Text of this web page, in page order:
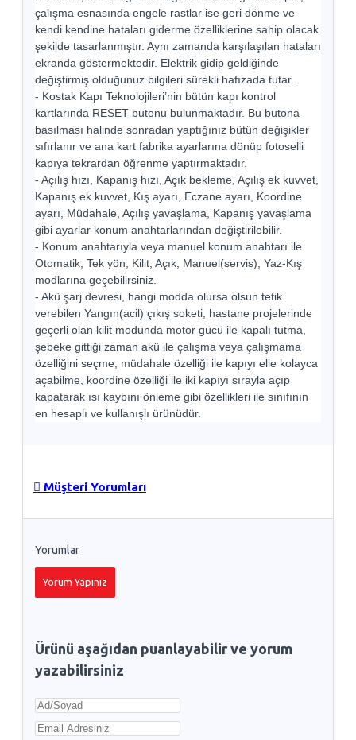
çalışma esnasında engele rastlar ise geri dönme ve
kendi kendine hataları giderme özelliklerine sahip olacak
şekilde tasarlanmıştır. Aynı zamanda karşılaşılan hataları
ekranda göstermektedir. Elektrik gidip geldiğinde
değiştirmiş olduğunuz bilgileri sürekli hafızada tutar.
- Kostak Kapı Teknolojileri’nin bütün kapı kontrol
kartlarında RESET butonu bulunmaktadır. Bu butona
basılması halinde sonradan yaptığınız bütün değişikler
sıfırlanır ve ana kart fabrika ayarlarına dönüp fotoselli
kapıya tekrardan öğrenme yaptırmaktadır.
- Açılış hızı, Kapanış hızı, Açık bekleme, Açılış ek kuvvet,
Kapanış ek kuvvet, Kış ayarı, Eczane ayarı, Koordine
ayarı, Müdahale, Açılış yavaşlama, Kapanış yavaşlama
gibi ayarlar konum anahtarlarından değiştirilebilir.
- Konum anahtarıyla veya manuel konum anahtarı ile
Otomatik, Tek yön, Kilit, Açık, Manuel(servis), Yaz-Kış
modlarına geçebilirsiniz.
- Akü şarj devresi, hangi modda olursa olsun tetik
verebilen Yangın(acil) çıkış soketi, hastane projelerinde
geçerli olan kilit modunda motor gücü ile kapalı tutma,
şebeke gittiği zaman akü ile çalışma veya çalışmama
özelliğini seçme, müdahale özelliği ile kapıyı elle kolayca
açabilme, koordine özelliği ile iki kapıyı sırayla açıp
kapatarak ısı kaybını önleme gibi özellikleri ile sınıfının
en hesaplı ve kullanışlı ürünüdür.
Müşteri Yorumları
Yorumlar
Yorum Yapınız
Ürünü aşağıdan puanlayabilir ve yorum
yazabilirsiniz